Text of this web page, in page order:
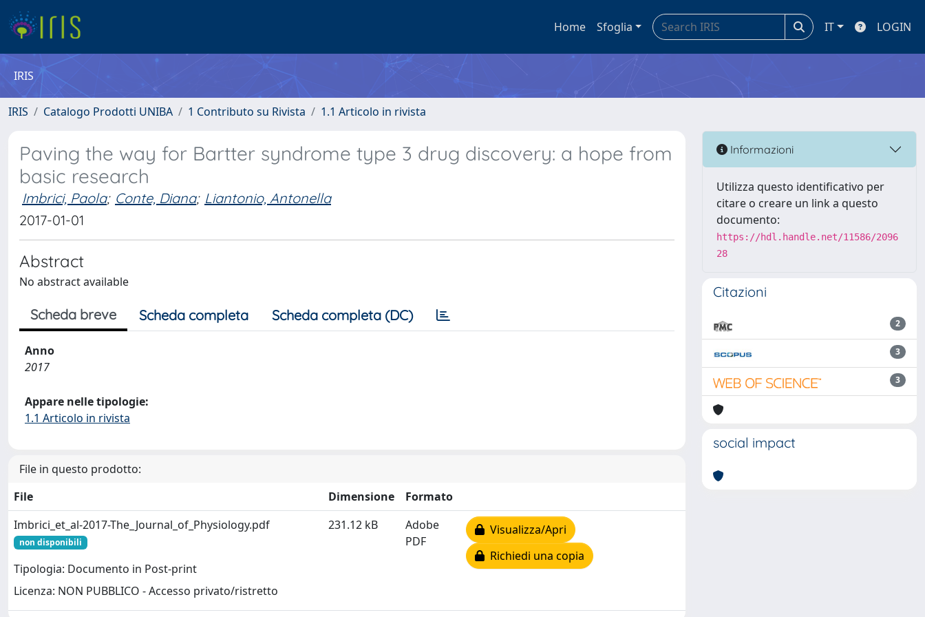
Home Sfoglia IT LOGIN
IRIS
IRIS Catalogo Prodotti UNIBA 1 Contributo su Rivista 1.1 Articolo in rivista
Paving the way for Bartter syndrome type 3 drug discovery: a hope from
basic research
Imbrici, Paola; Conte, Diana; Liantonio, Antonella
2017-01-01
Abstract
No abstract available
Scheda breve Scheda completa Scheda completa (DC)
Anno
2017
Appare nelle tipologie:
1.1 Articolo in rivista
File in questo prodotto:
File
Dimensione
Formato
Imbrici_et_al-2017-The_Journal_of_Physiology.pdf
non disponibili
Tipologia: Documento in Post-print
Licenza: NON PUBBLICO - Accesso privato/ristretto
231.12 kB
Adobe
PDF
Visualizza/Apri
Richiedi una copia
Informazioni
Utilizza questo identificativo per
citare o creare un link a questo
documento:
https://hdl.handle.net/11586/2096
28
Citazioni
2
3
3
social impact